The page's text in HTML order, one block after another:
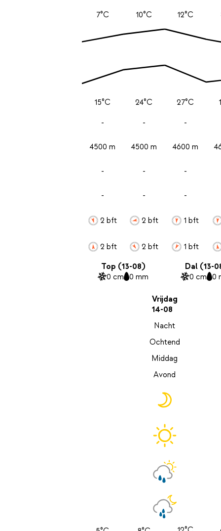
7°C
15°C
-
4500 m
-
-
2 bft
2 bft
10°C
24°C
-
4500 m
-
-
2 bft
2 bft
12°C
27°C
-
4600 m
-
-
1 bft
1 bft
Top (13-08)
0 cm 0 mm
Dal (13-
0 cm 0
Vrijdag
14-08
Nacht
Ochtend
Middag
Avond